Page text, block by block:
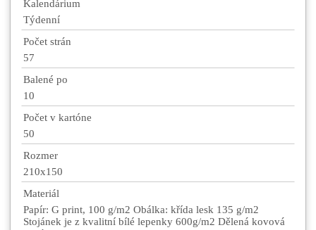
Kalendárium
Týdenní
Počet strán
57
Balené po
10
Počet v kartóne
50
Rozmer
210x150
Materiál
Papír: G print, 100 g/m2 Obálka: křída lesk 135 g/m2
Stojánek je z kvalitní bílé lepenky 600g/m2 Dělená kovová